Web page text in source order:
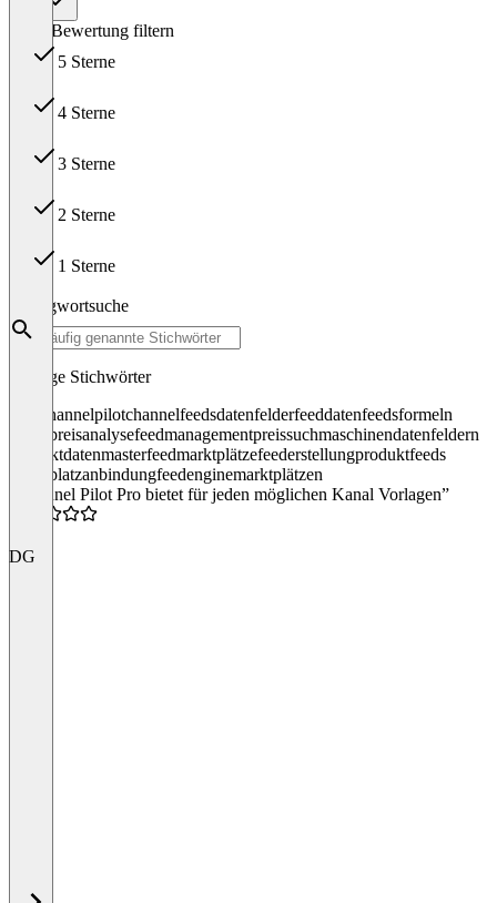
Nach Bewertung filtern
5 Sterne
4 Sterne
3 Sterne
2 Sterne
1 Sterne
Schlagwortsuche
Häufige Stichwörter
channelpilotchannelfeedsdatenfelderfeeddatenfeedsformeln
marktpreisanalysefeedmanagementpreissuchmaschinendatenfeldern
produktdatenmasterfeedmarktplätzefeederstellungproduktfeeds
marktplatzanbindungfeedenginemarktplätzen
“Channel Pilot Pro bietet für jeden möglichen Kanal Vorlagen”
DG